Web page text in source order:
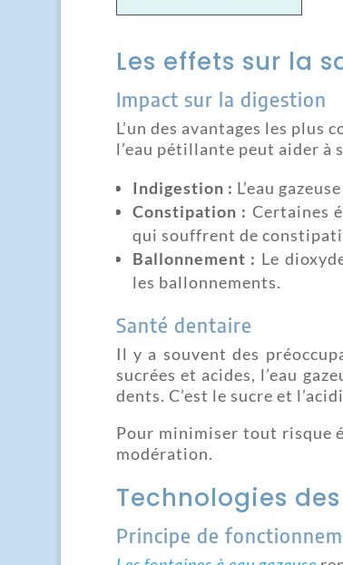
Les effets sur la
Impact sur la digestion
L’un des avantages les
l’eau pétillante peut aider à
Indigestion : L’eau
Constipation : Certaines
qui souffrent de
Ballonnement : Le
les ballonnements.
Santé dentaire
Il y a souvent des
sucrées et acides, l’eau
dents. C’est le sucre et
Pour minimiser tout risque
modération.
Technologies
Principe de